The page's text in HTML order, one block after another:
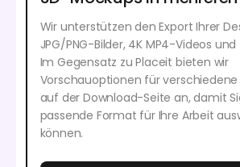
Wir unterstützen den Export Ihrer
JPG/PNG-Bilder, 4K MP4-Videos und
Im Gegensatz zu Placeit bieten wir
Vorschauoptionen für
auf der Download-Seite an, damit
passende Format für Ihre Arbeit
können.